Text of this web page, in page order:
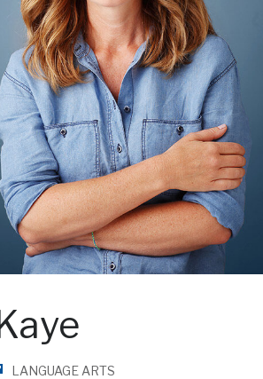
LANGUAGE ARTS